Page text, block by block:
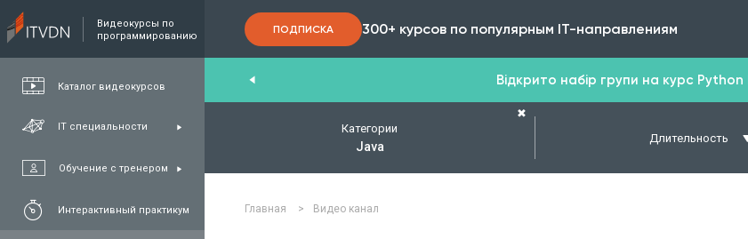
Видеокурсы по
программированию
Каталог видеокурсов
IT специальности
Обучение с тренером
Интерактивный практикум
ПОДПИСКА 300+ курсов по популярным IT-направлениям
FullStack Відкрито набір групи на курс
Категории
Java
✖
Длительность
Главная > Видео канал